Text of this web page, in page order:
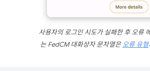
사용자의 로그인 시도가 실패한 후 오류
는 FedCM 대화상자 문자열은 오류 유형